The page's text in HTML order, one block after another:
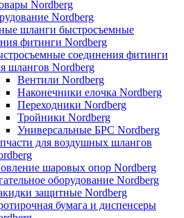
Nordberg
Nordberg
шланги быстросъемные
фитинги Nordberg
соединения фитинги
шлангов Nordberg
Вентили Nordberg
Наконечники елочка Nordberg
Переходники Nordberg
Тройники Nordberg
Универсальные БРС Nordberg
для воздушных шлангов
шаровых опор Nordberg
оборудование Nordberg
защитные Nordberg
бумага и диспенсеры